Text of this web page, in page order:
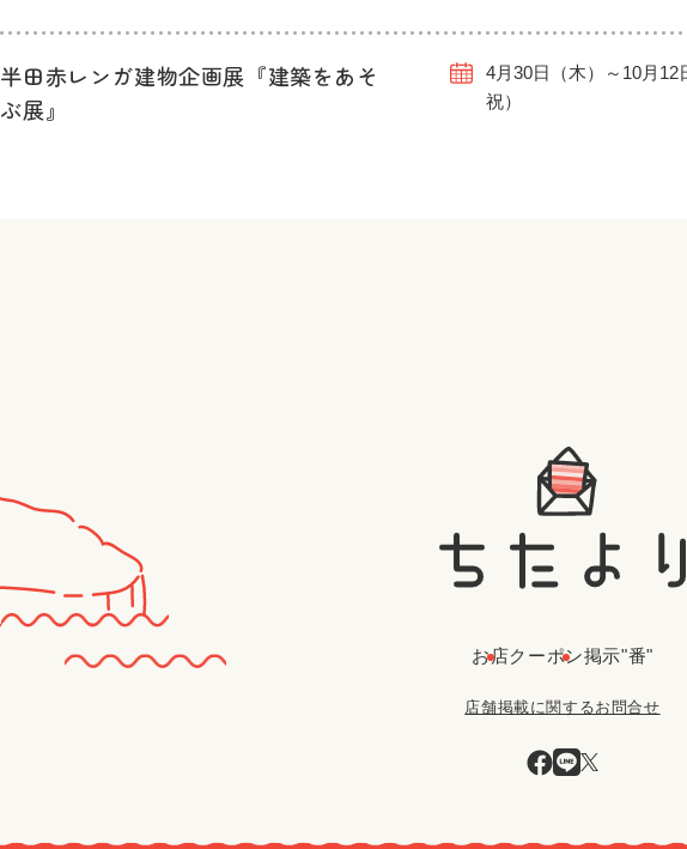
半田赤レンガ建物企画展『建築をあそ
ぶ展』
4月30日（木）～10月12
祝）
お店クーポン掲示"番"
店舗掲載に関するお問合せ